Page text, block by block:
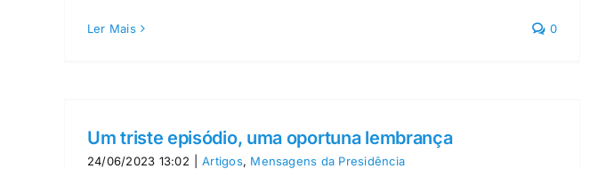
Ler Mais 0
Um triste episódio, uma oportuna lembrança
24/06/2023 13:02 Artigos, Mensagens da Presidência